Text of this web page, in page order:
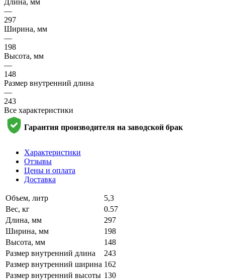
—
297
Ширина, мм
—
198
Высота, мм
—
148
Размер внутренний длина
—
243
Все характеристики
Гарантия производителя на заводской брак
Характеристики
Отзывы
Цены и оплата
Доставка
Объем, литр
5,3
Вес, кг
0.57
Длина, мм
297
Ширина, мм
198
Высота, мм
148
Размер внутренний длина
243
Размер внутренний ширина 162
Размер внутренний высоты 130